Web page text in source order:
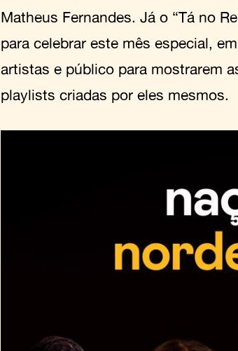
Matheus Fernandes. Já o “Tá no
para celebrar este mês especial,
artistas e público para mostrarem
playlists criadas por eles mesmos.